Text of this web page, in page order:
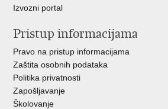
Izvozni portal
Pristup informacijama
Pravo na pristup informacijama
Zaštita osobnih podataka
Politika privatnosti
Zapošljavanje
Školovanje